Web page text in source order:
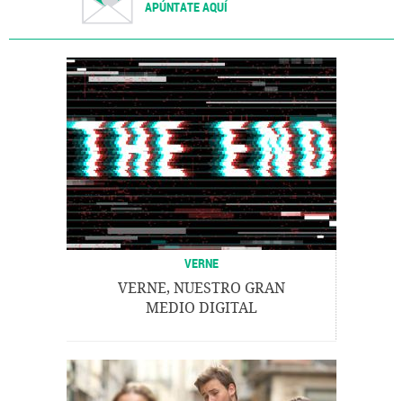
APÚNTATE AQUÍ
VERNE
VERNE, NUESTRO GRAN
MEDIO DIGITAL